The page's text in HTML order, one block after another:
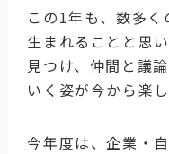
この1年も、数多
生まれることと思
見つけ、仲間と議
いく姿が今から楽し
今年度は、企業・